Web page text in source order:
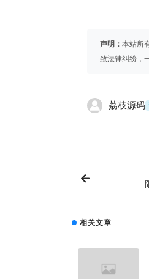
声明： 本站所
致法律纠纷，
荔枝源码
相关文章